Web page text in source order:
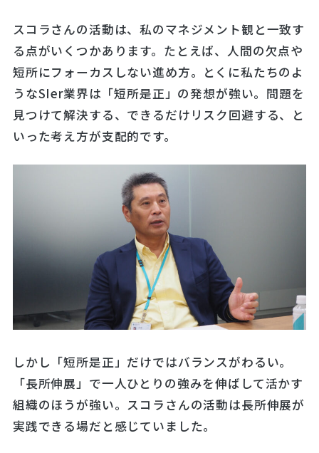
スコラさんの活動は、私のマネジメント観と一致す
る点がいくつかあります。たとえば、人間の欠点や
短所にフォーカスしない進め方。とくに私たちのよ
うなSIer業界は「短所是正」の発想が強い。問題を
見つけて解決する、できるだけリスク回避する、と
いった考え方が支配的です。
しかし「短所是正」だけではバランスがわるい。
「長所伸展」で一人ひとりの強みを伸ばして活かす
組織のほうが強い。スコラさんの活動は長所伸展が
実践できる場だと感じていました。